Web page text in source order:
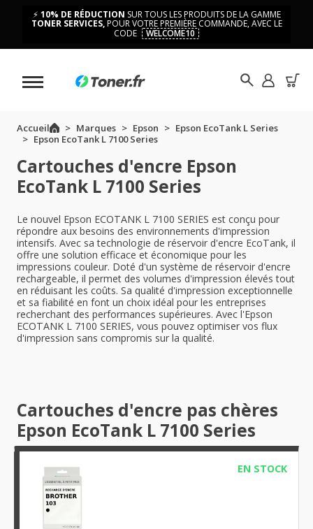
⚡ 10% DE RÉDUCTION SUR TOUS LES PRODUITS DE LA GAMME
TONER SERVICES,POUR VOTRE PREMIÈRE COMMANDE, AVEC LE
CODE
WELCOME10
Accueil Marques Epson
Epson EcoTank L Series
Epson EcoTank L 7100 Series
Cartouches d'encre Epson
EcoTank L 7100 Series
Le nouvel Epson ECOTANK L 7100 SERIES est conçu pour
répondre aux besoins des environnements d'impression
intensifs. Avec sa technologie de réservoir d'encre EcoTank, il
offre une solution efficace et économique pour les
impressions couleur. Doté d'un système de réservoir d'encre
rechargeable, il permet des volumes d'impression élevés tout
en réduisant les coûts. Sa qualité d'impression exceptionnelle
et sa fiabilité en font un choix idéal pour les entreprises
recherchant des performances supérieures. Avec l'Epson
ECOTANK L 7100 SERIES, vous pouvez optimiser vos flux
d'impression sans compromis sur la qualité.
Cartouches d'encre pas chères
Epson EcoTank L 7100 Series
EN STOCK